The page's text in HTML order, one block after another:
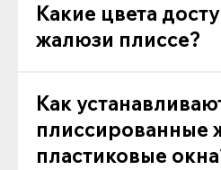
Какие цвета
жалюзи плиссе?
Как
плиссированные
пластиковые